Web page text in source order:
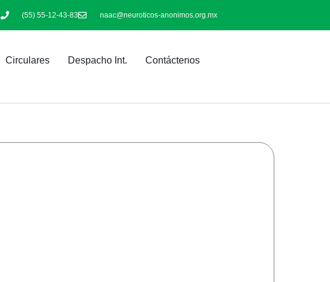
(55) 55-12-43-83 naac@neuroticos-anonimos.org.mx
Circulares Despacho Int. Contáctenos